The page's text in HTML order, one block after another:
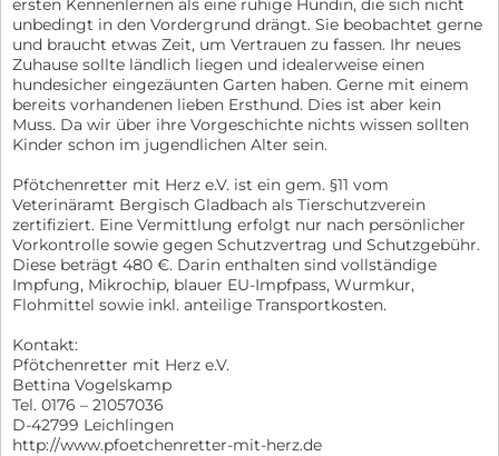
ersten Kennenlernen als eine ruhige Hündin, die sich nicht
unbedingt in den Vordergrund drängt. Sie beobachtet gerne
und braucht etwas Zeit, um Vertrauen zu fassen. Ihr neues
Zuhause sollte ländlich liegen und idealerweise einen
hundesicher eingezäunten Garten haben. Gerne mit einem
bereits vorhandenen lieben Ersthund. Dies ist aber kein
Muss. Da wir über ihre Vorgeschichte nichts wissen sollten
Kinder schon im jugendlichen Alter sein.
Pfötchenretter mit Herz e.V. ist ein gem. §11 vom
Veterinäramt Bergisch Gladbach als Tierschutzverein
zertifiziert. Eine Vermittlung erfolgt nur nach persönlicher
Vorkontrolle sowie gegen Schutzvertrag und Schutzgebühr.
Diese beträgt 480 €. Darin enthalten sind vollständige
Impfung, Mikrochip, blauer EU-Impfpass, Wurmkur,
Flohmittel sowie inkl. anteilige Transportkosten.
Kontakt:
Pfötchenretter mit Herz e.V.
Bettina Vogelskamp
Tel. 0176 – 21057036
D-42799 Leichlingen
http://www.pfoetchenretter-mit-herz.de